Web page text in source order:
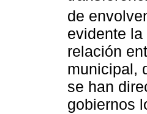
de
evidente
relación
municipal,
se han
gobiernos